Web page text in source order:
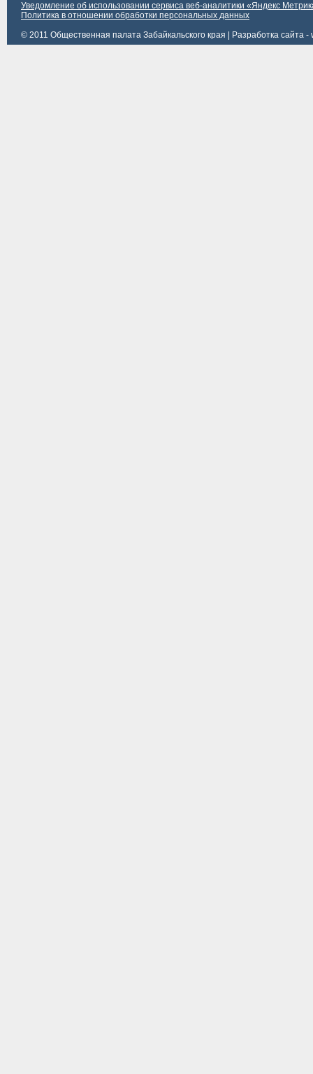
Уведомление об использовании сервиса веб-аналитики «Яндекс
Политика в отношении обработки персональных данных
© 2011 Общественная палата Забайкальского края |
Разработка сайта -